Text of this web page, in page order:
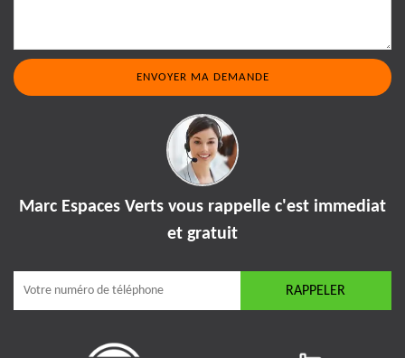
Marc Espaces Verts vous rappelle c'est immediat
et gratuit